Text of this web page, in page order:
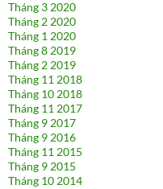
Tháng 3 2020
Tháng 2 2020
Tháng 1 2020
Tháng 8 2019
Tháng 2 2019
Tháng 11 2018
Tháng 10 2018
Tháng 11 2017
Tháng 9 2017
Tháng 9 2016
Tháng 11 2015
Tháng 9 2015
Tháng 10 2014